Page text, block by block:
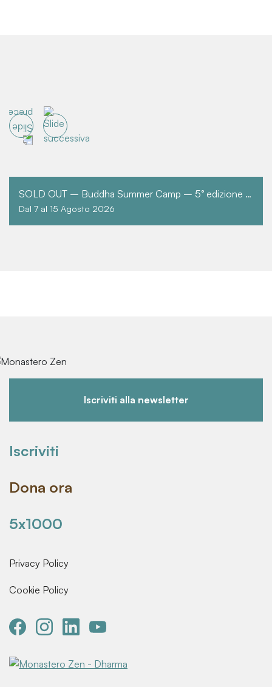
SOLD OUT – Buddha Summer Camp – 5° edizione – TUTTO IL PERIODO
Dal 7 al 15 Agosto 2026
Iscriviti alla newsletter
Iscriviti
Dona ora
5x1000
Privacy Policy
Cookie Policy